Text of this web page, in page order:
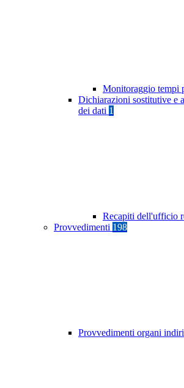
Monitoraggio tempi
Dichiarazioni sostitutive e
dei dati 1
Recapiti dell'ufficio
Provvedimenti 198
Provvedimenti organi